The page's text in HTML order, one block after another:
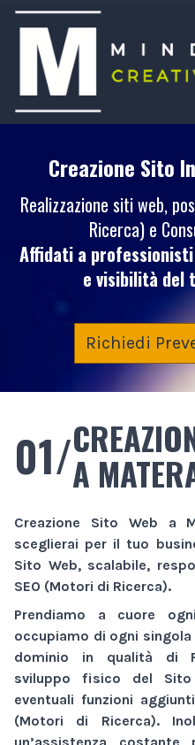
Creazione Sito
Realizzazione siti web,
Ricerca) e
Affidati a
e visibilità del
Richiedi
01/A
Creazione Sito Web a
sceglierai per il tuo
Sito Web, scalabile,
SEO (Motori di Ricerca).
Prendiamo a cuore
occupiamo di ogni
dominio in qualità di
sviluppo fisico del
eventuali funzioni
(Motori di Ricerca).
un’assistenza